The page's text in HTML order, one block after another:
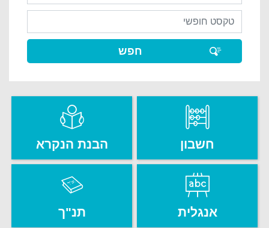
חשבון הבנת הנקרא
אנגלית תנ"ך